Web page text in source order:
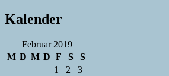
Kalender
Februar 2019
M D M D F S
S
1
2
3